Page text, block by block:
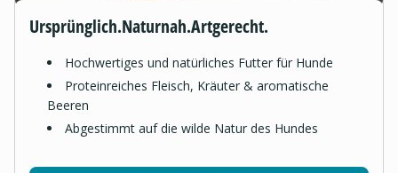
Ursprünglich.Naturnah.Artgerecht.
Hochwertiges und natürliches Futter für Hunde
Proteinreiches Fleisch, Kräuter & aromatische
Beeren
Abgestimmt auf die wilde Natur des Hundes